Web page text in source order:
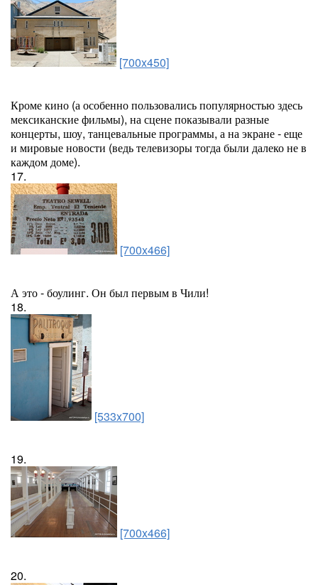
[700x450]
Кроме кино (а особенно пользовались популярностью здесь
мексиканские фильмы), на сцене показывали разные
концерты, шоу, танцевальные программы, а на экране - еще
и мировые новости (ведь телевизоры тогда были далеко не в
каждом доме).
17.
[700x466]
А это - боулинг. Он был первым в Чили!
18.
[533x700]
19.
[700x466]
20.